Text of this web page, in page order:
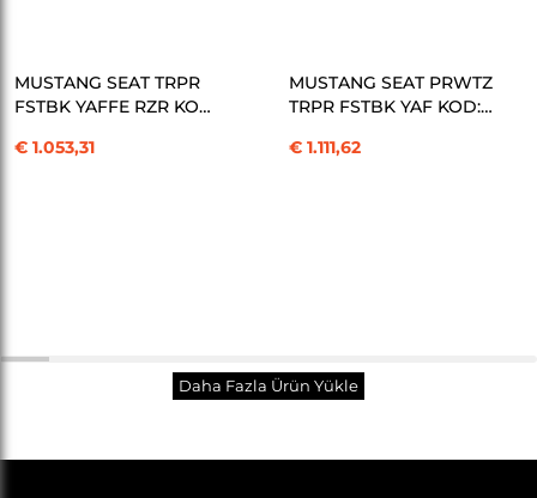
MUSTANG SEAT TRPR
FSTBK YAFFE RZR KOD:
€ 1.053,31
MUSTANG SEAT PRWTZ
TRPR FSTBK YAF KOD:
€ 1.111,62
Daha Fazla Ürün Yükle